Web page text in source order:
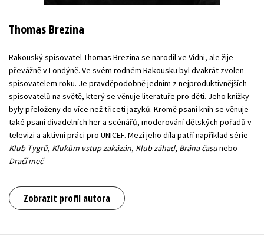
Thomas Brezina
Rakouský spisovatel Thomas Brezina se narodil ve Vídni, ale žije
převážně v Londýně. Ve svém rodném Rakousku byl dvakrát zvolen
spisovatelem roku. Je pravděpodobně jedním z nejproduktivnějších
spisovatelů na světě, který se věnuje literatuře pro děti. Jeho knížky
byly přeloženy do více než třiceti jazyků. Kromě psaní knih se věnuje
také psaní divadelních her a scénářů, moderování dětských pořadů v
televizi a aktivní práci pro UNICEF. Mezi jeho díla patří například série
Klub Tygrů, Klukům vstup zakázán, Klub záhad, Brána časunebo
Dračí meč.
Zobrazit profil autora